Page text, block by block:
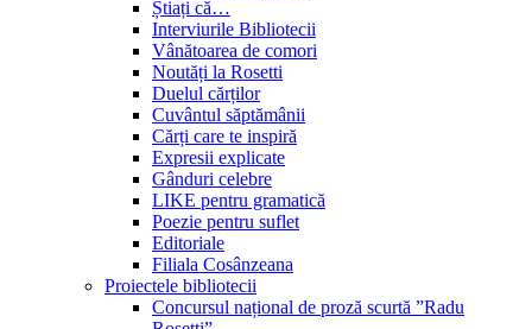
Știați că…
Interviurile Bibliotecii
Vânătoarea de comori
Noutăți la Rosetti
Duelul cărților
Cuvântul săptămânii
Cărți care te inspiră
Expresii explicate
Gânduri celebre
LIKE pentru gramatică
Poezie pentru suflet
Editoriale
Filiala Cosânzeana
Proiectele bibliotecii
Concursul național de proză scurtă ”Radu